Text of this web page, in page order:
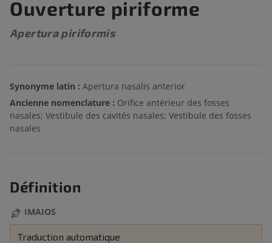
Ouverture piriforme
Apertura piriformis
Synonyme latin : Apertura nasalis anterior
Ancienne nomenclature : Orifice antérieur des fosses
nasales; Vestibule des cavités nasales; Vestibule des fosses
nasales
Définition
IMAIOS
Traduction automatique